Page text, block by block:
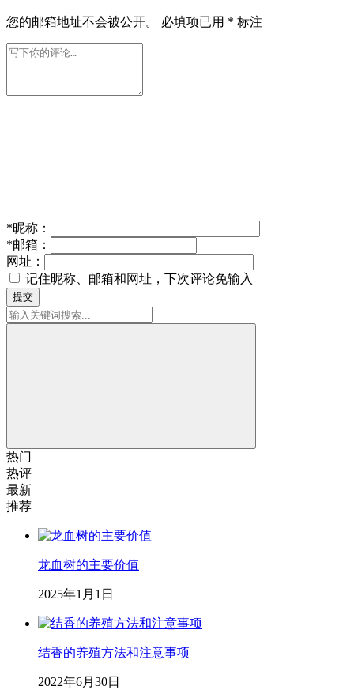
您的邮箱地址不会被公开。 必填项已用 * 标注
*昵称：
*邮箱：
网址：
记住昵称、邮箱和网址，下次评论免输入
提交
热门
热评
最新
推荐
龙血树的主要价值
2025年1月1日
结香的养殖方法和注意事项
2022年6月30日